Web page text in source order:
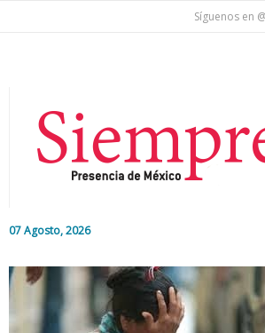
Síguenos en
07 Agosto, 2026
Editorial